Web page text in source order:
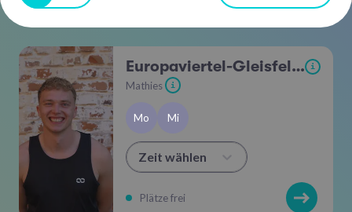
Europaviertel-Gleisfeldpark i
Mathies i
Mo Mi
Zeit wählen
Plätze frei